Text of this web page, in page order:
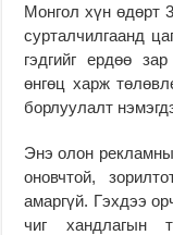
Монгол хүн өдөрт
сурталчилгаанд
гэдгийг ердөө
өнгөц харж
борлуулалт
Энэ олон
оновчтой,
амаргүй. Гэхдээ
чиг хандлагын